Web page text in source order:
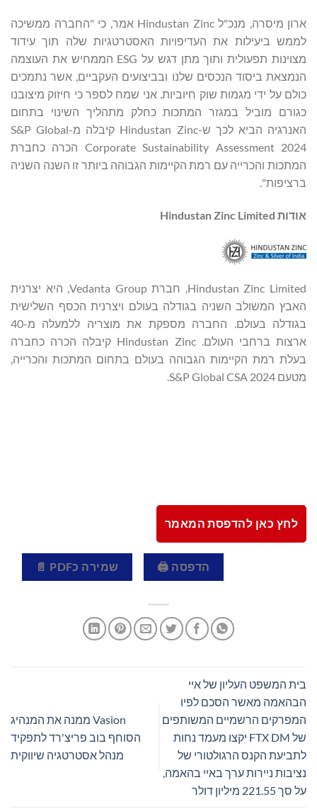
ארון מיסרה, מנכ"ל Hindustan Zinc אמר, כי "החברה ממשיכה
לממש ביעילות את העדיפויות האסטרטגיות שלה תוך עידוד
מצוינות תפעולית ותוך מתן דגש על ESG הממחיש את העוצמה
הנמצאת ביסוד הנכסים שלנו ובביצועים העקביים, אשר נתמכים
כולם על ידי מגמות שוק חיוביות. אני שמח לספר כי חיזוק מיצובנו
כגורם מוביל במגזר המתכות כחלק מתהליך השינוי בתחום
האנרגיה הביא לכך ש-Hindustan Zinc קיבלה מ-S&P Global
Corporate Sustainability Assessment 2024 הכרה כחברת
המתכות והכרייה עם רמת הקיימות הגבוהה ביותר זו השנה השניה
ברציפות".
אודות Hindustan Zinc Limited
Hindustan Zinc Limited, חברת Vedanta Group, היא יצרנית
האבץ המשולב השניה בגודלה בעולם ויצרנית הכסף השלישית
בגודלה בעולם. החברה מספקת את מוצריה ללמעלה מ-40
ארצות ברחבי העולם. Hindustan Zinc קיבלה הכרה כחברה
בעלת רמת הקיימות הגבוהה בעולם בתחום המתכות והכרייה,
מטעם S&P Global CSA 2024.
לחץ כאן להדפסת המאמר
הדפסה 🖨 שמירה כPDF 📄
בית המשפט העליון של איי
הבהאמה מאשר הסכם לפיו
המפרקים הרשמיים המשותפים
של FTX DM יקצו מעמד נחות
לתביעת הקנס הרגולטורי של
נציבות ניירות ערך באיי בהאמה,
על סך 221.55 מיליון דולר
Vasion ממנה את המנהיג
הסוחף בוב פריצ'רד לתפקיד
מנהל אסטרטגיה שיווקית